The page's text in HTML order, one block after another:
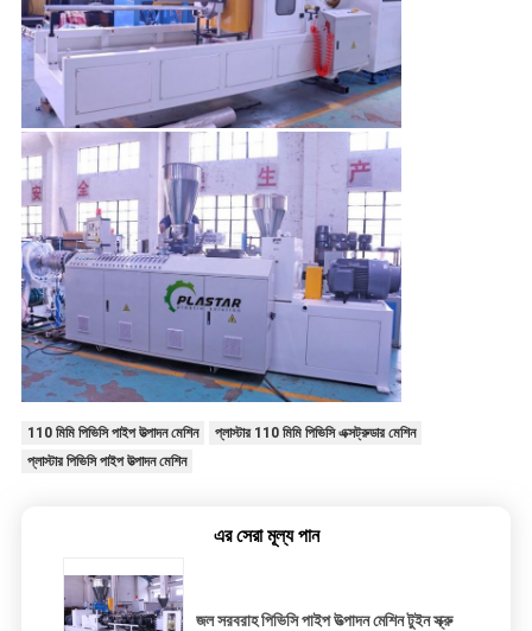
110 মিমি পিভিসি পাইপ উত্পাদন মেশিন
প্লাস্টার 110 মিমি পিভিসি এক্সট্রুডার মেশিন
প্লাস্টার পিভিসি পাইপ উত্পাদন মেশিন
এর সেরা মূল্য পান
জল সরবরাহ পিভিসি পাইপ উত্পাদন মেশিন টুইন স্ক্রু